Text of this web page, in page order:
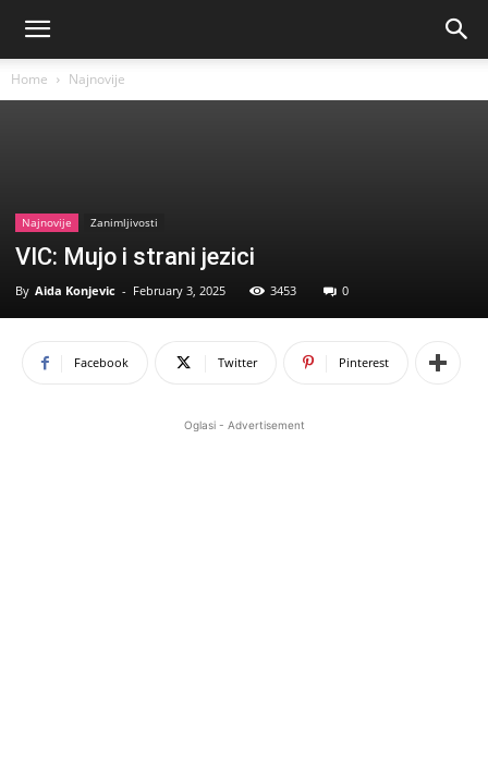
Home Najnovije
Najnovije Zanimljivosti
VIC: Mujo i strani jezici
By Aida Konjevic - February 3, 2025 3453 0
Facebook Twitter Pinterest
Oglasi - Advertisement